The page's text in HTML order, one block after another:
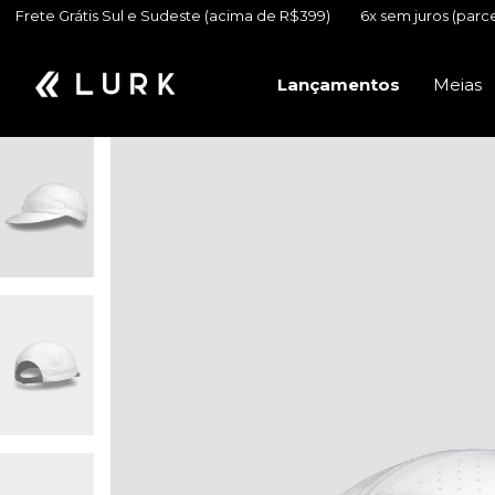
e Sudeste (acima de R$399) 6x sem juros (parcela mínima
Lançamentos Meias